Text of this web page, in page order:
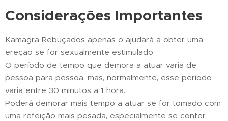
Considerações Importantes
Kamagra Rebuçados apenas o ajudará a obter uma
ereção se for sexualmente estimulado.
O período de tempo que demora a atuar varia de
pessoa para pessoa, mas, normalmente, esse período
varia entre 30 minutos a 1 hora.
Poderá demorar mais tempo a atuar se for tomado com
uma refeição mais pesada, especialmente se conter